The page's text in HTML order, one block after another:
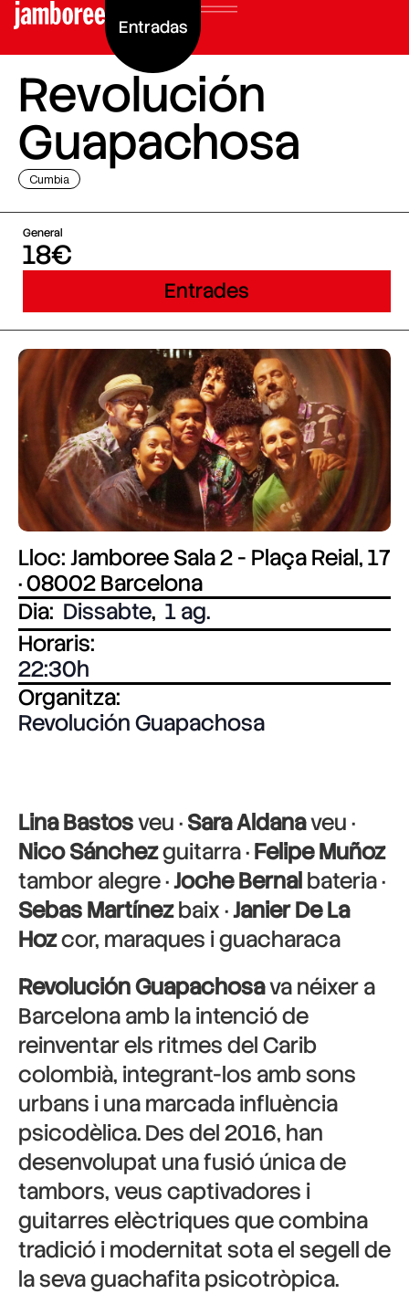
Entradas
Revolución
Guapachosa
Cumbia
General
18€
Entrades
Lloc: Jamboree Sala 2 - Plaça Reial, 17
· 08002 Barcelona
Dia: Dissabte, 1 ag.
Horaris:
22:30
Organitza:
Revolución Guapachosa
Lina Bastosveu ·Sara Aldanaveu ·
Nico Sánchezguitarra ·Felipe Muñoz
tambor alegre ·Joche Bernalbateria ·
Sebas Martínezbaix ·Janier De La
Hozcor, maraques i guacharaca
Revolución Guapachosava néixer a
Barcelona amb la intenció de
reinventar els ritmes del Carib
colombià, integrant-los amb sons
urbans i una marcada influència
psicodèlica. Des del 2016, han
desenvolupat una fusió única de
tambors, veus captivadores i
guitarres elèctriques que combina
tradició i modernitat sota el segell de
la seva guachafita psicotròpica.